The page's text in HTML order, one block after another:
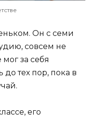
Он с семи
совсем не
за себя
до тех пор, пока в
его